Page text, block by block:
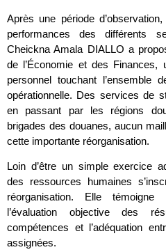
Après une période
performances des différents
Cheickna Amala DIALLO a
de l’Économie et des
personnel touchant l’ensemble
opérationnelle. Des services de
en passant par les régions
brigades des douanes, aucun
cette importante réorganisation.
Loin d’être un simple exercice
des ressources humaines
réorganisation. Elle
l’évaluation objective des
compétences et l’adéquation
assignées.